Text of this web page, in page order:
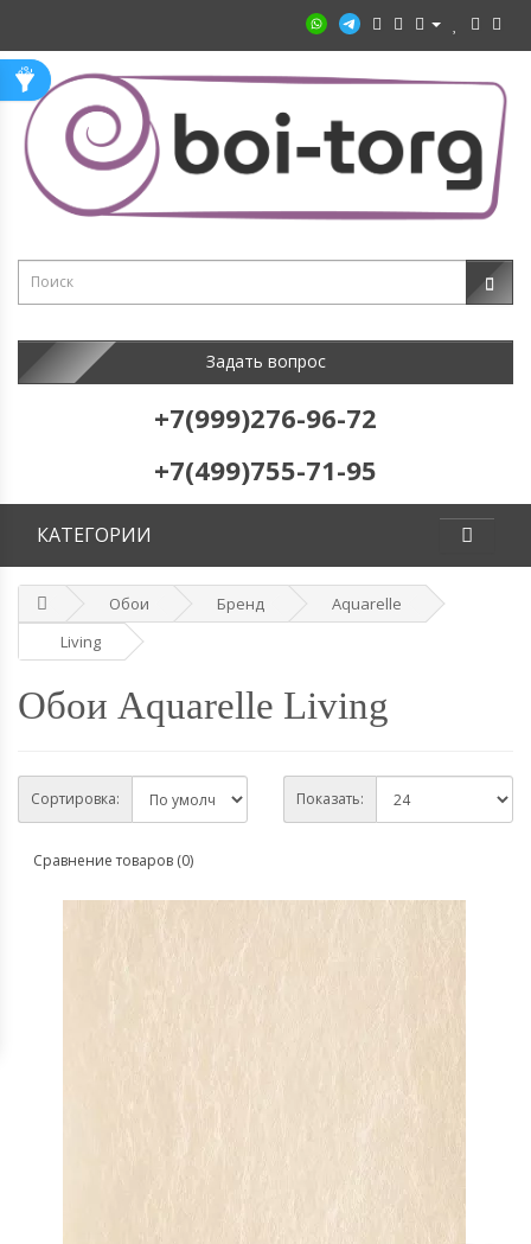
Задать вопрос
+7(999)276-96-72
+7(499)755-71-95
КАТЕГОРИИ
Обои Бренд
Aquarelle
Living
Обои Aquarelle Living
Сортировка: Показать:
Сравнение товаров (0)